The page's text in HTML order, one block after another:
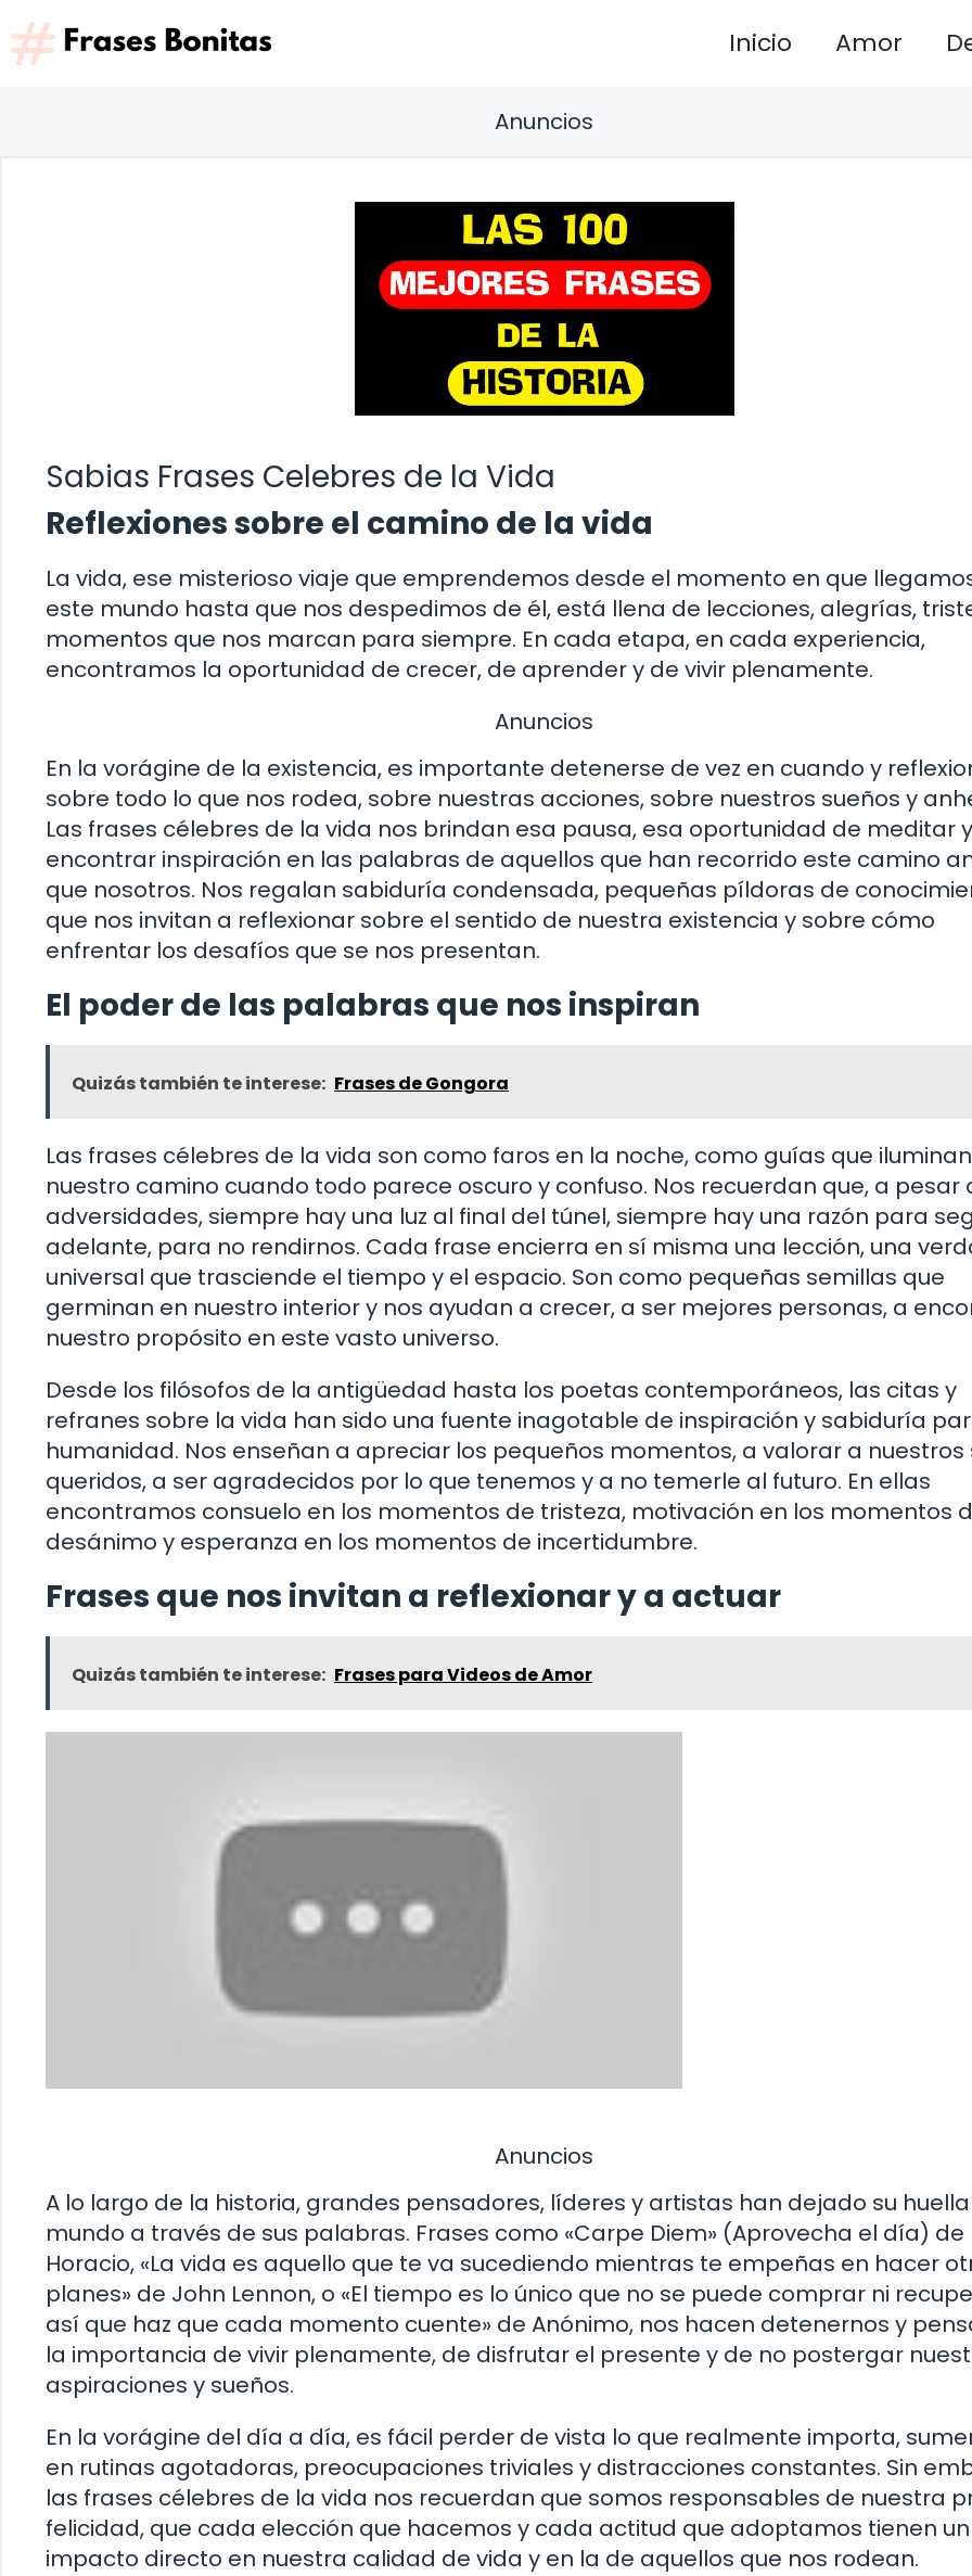
Saltar
al
contenido
Inicio Amor
Anuncios
Sabias Frases Celebres de la Vida
Reflexiones sobre el camino de la vida
La vida, ese misterioso viaje que emprendemos desde el momento en que
este mundo hasta que nos despedimos de él, está llena de lecciones, alegrías,
momentos que nos marcan para siempre. En cada etapa, en cada experiencia,
encontramos la oportunidad de crecer, de aprender y de vivir plenamente.
Anuncios
En la vorágine de la existencia, es importante detenerse de vez en cuando y
sobre todo lo que nos rodea, sobre nuestras acciones, sobre nuestros sueños y
Las frases célebres de la vida nos brindan esa pausa, esa oportunidad de meditar
encontrar inspiración en las palabras de aquellos que han recorrido este camino
que nosotros. Nos regalan sabiduría condensada, pequeñas píldoras de
que nos invitan a reflexionar sobre el sentido de nuestra existencia y sobre cómo
enfrentar los desafíos que se nos presentan.
El poder de las palabras que nos inspiran
Quizás también te interese: Frases de Gongora
Las frases célebres de la vida son como faros en la noche, como guías que iluminan
nuestro camino cuando todo parece oscuro y confuso. Nos recuerdan que, a pesar
adversidades, siempre hay una luz al final del túnel, siempre hay una razón para
adelante, para no rendirnos. Cada frase encierra en sí misma una lección, una
universal que trasciende el tiempo y el espacio. Son como pequeñas semillas que
germinan en nuestro interior y nos ayudan a crecer, a ser mejores personas, a
nuestro propósito en este vasto universo.
Desde los filósofos de la antigüedad hasta los poetas contemporáneos, las citas y
refranes sobre la vida han sido una fuente inagotable de inspiración y sabiduría
humanidad. Nos enseñan a apreciar los pequeños momentos, a valorar a nuestros
queridos, a ser agradecidos por lo que tenemos y a no temerle al futuro. En ellas
encontramos consuelo en los momentos de tristeza, motivación en los momentos
desánimo y esperanza en los momentos de incertidumbre.
Frases que nos invitan a reflexionar y a actuar
Quizás también te interese: Frases para Videos de Amor
Anuncios
A lo largo de la historia, grandes pensadores, líderes y artistas han dejado su
mundo a través de sus palabras. Frases como «Carpe Diem» (Aprovecha el día) de
Horacio, «La vida es aquello que te va sucediendo mientras te empeñas en hacer
planes» de John Lennon, o «El tiempo es lo único que no se puede comprar ni
así que haz que cada momento cuente» de Anónimo, nos hacen detenernos y
la importancia de vivir plenamente, de disfrutar el presente y de no postergar
aspiraciones y sueños.
En la vorágine del día a día, es fácil perder de vista lo que realmente importa,
en rutinas agotadoras, preocupaciones triviales y distracciones constantes. Sin
las frases célebres de la vida nos recuerdan que somos responsables de nuestra
felicidad, que cada elección que hacemos y cada actitud que adoptamos tienen un
impacto directo en nuestra calidad de vida y en la de aquellos que nos rodean.